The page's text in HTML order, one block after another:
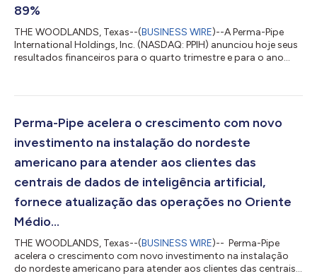
89%
THE WOODLANDS, Texas--(BUSINESS WIRE)--A Perma-Pipe
International Holdings, Inc. (NASDAQ: PPIH) anunciou hoje seus
resultados financeiros para o quarto trimestre e para o ano
líquidas foram de US$ 55,1 milhões, um aumento de US$ 10,1
do mesmo trimestre do ano anterior. O crescimento foi
impulsionado por maiores volumes de vendas...
Perma-Pipe acelera o crescimento com novo
investimento na instalação do nordeste
americano para atender aos clientes das
centrais de dados de inteligência artificial,
fornece atualização das operações no Oriente
Médio...
THE WOODLANDS, Texas--(BUSINESS WIRE)-- Perma-Pipe
acelera o crescimento com novo investimento na instalação
do nordeste americano para atender aos clientes das centrais